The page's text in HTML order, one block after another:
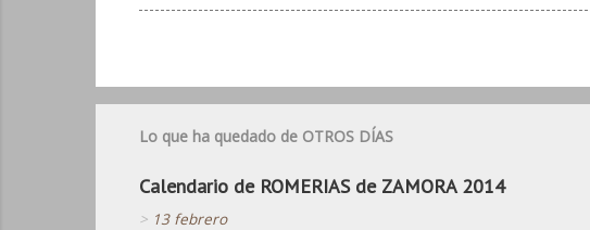
Lo que ha quedado de OTROS DÍAS
Calendario de ROMERIAS de ZAMORA 2014
> 13 febrero